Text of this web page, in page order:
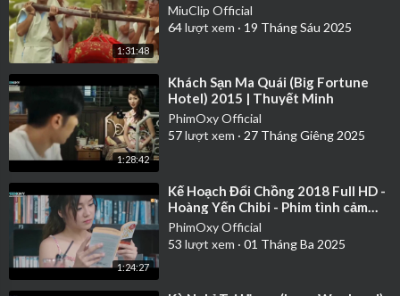
1:31:48
MiuClip Official
64lượt xem · 19 Tháng Sáu 2025
1:28:42
⁣Khách Sạn Ma Quái (Big Fortune
Hotel) 2015 | Thuyết Minh
PhimOxy Official
57lượt xem · 27 Tháng Giêng 2025
1:24:27
⁣Kế Hoạch Đổi Chồng 2018 Full HD -
Hoàng Yến Chibi - Phim tình cảm
Việt Nam hay nhất 2018
PhimOxy Official
53 lượt xem · 01 Tháng Ba 2025